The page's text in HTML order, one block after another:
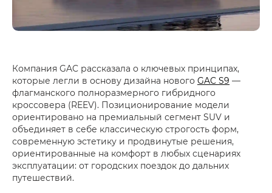
Компания GAC рассказала о ключевых принципах,
которые легли в основу дизайна нового GAC S9 —
флагманского полноразмерного гибридного
кроссовера (REEV). Позиционирование модели
ориентировано на премиальный сегмент SUV и
объединяет в себе классическую строгость форм,
современную эстетику и продвинутые решения,
ориентированные на комфорт в любых сценариях
эксплуатации: от городских поездок до дальних
путешествий.